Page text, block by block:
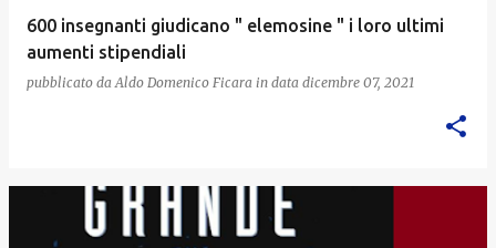
600 insegnanti giudicano " elemosine " i loro ultimi
aumenti stipendiali
pubblicato da Aldo Domenico Ficara in data dicembre 07, 2021